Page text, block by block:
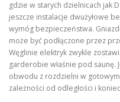
gdzie w starych dzielnicach jak
jeszcze instalacje dwużyłowe
wymóg bezpieczeństwa.
może być podłączone przez
Węglinie elektryk zwykle
garderobie właśnie pod
obwodu z rozdzielni w
zależności od odległości i